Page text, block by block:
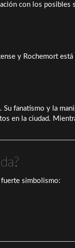
con los posibles
y Rochemort está
fanatismo y la
en la ciudad.
fuerte simbolismo: